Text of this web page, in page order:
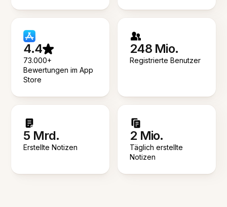
4.4
73.000+
Bewertungen im App
Store
248 Mio.
Registrierte Benutzer
5 Mrd.
Erstellte Notizen
2 Mio.
Täglich erstellte
Notizen